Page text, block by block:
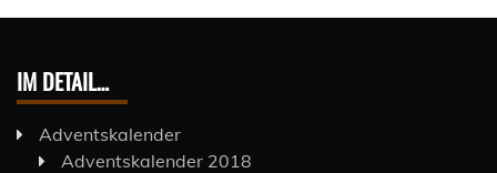
IM DETAIL…
Adventskalender
Adventskalender 2018